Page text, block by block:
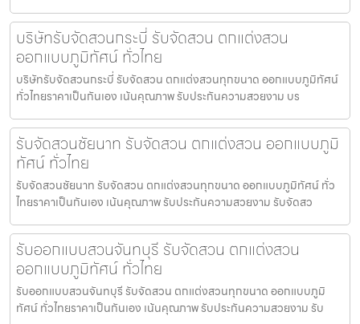
บริษัทรับจัดสวนกระบี่ รับจัดสวน ตกแต่งสวน
ออกแบบภูมิทัศน์ ทั่วไทย
บริษัทรับจัดสวนกระบี่ รับจัดสวน ตกแต่งสวนทุกขนาด ออกแบบภูมิทัศน์
ทั่วไทยราคาเป็นกันเอง เน้นคุณภาพ รับประกันความสวยงาม บร
รับจัดสวนชัยนาท รับจัดสวน ตกแต่งสวน ออกแบบภูมิ
ทัศน์ ทั่วไทย
รับจัดสวนชัยนาท รับจัดสวน ตกแต่งสวนทุกขนาด ออกแบบภูมิทัศน์ ทั่ว
ไทยราคาเป็นกันเอง เน้นคุณภาพ รับประกันความสวยงาม รับจัดสว
รับออกแบบสวนจันทบุรี รับจัดสวน ตกแต่งสวน
ออกแบบภูมิทัศน์ ทั่วไทย
รับออกแบบสวนจันทบุรี รับจัดสวน ตกแต่งสวนทุกขนาด ออกแบบภูมิ
ทัศน์ ทั่วไทยราคาเป็นกันเอง เน้นคุณภาพ รับประกันความสวยงาม รับ